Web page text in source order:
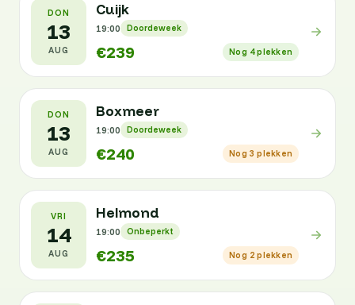
DON
13
AUG
Cuijk
19:00 Doordeweek
€239 Nog 4 plekken
DON
13
AUG
Boxmeer
19:00 Doordeweek
€240 Nog 3 plekken
VRI
14
AUG
Helmond
19:00 Onbeperkt
€235 Nog 2 plekken